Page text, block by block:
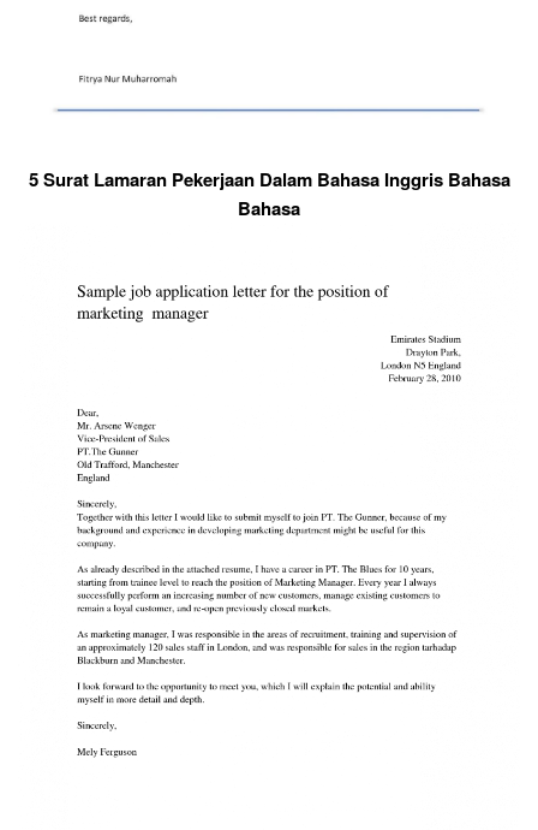
5 Surat Lamaran Pekerjaan Dalam Bahasa Inggris Bahasa
Bahasa